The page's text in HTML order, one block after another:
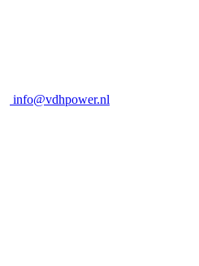
info@vdhpower.nl